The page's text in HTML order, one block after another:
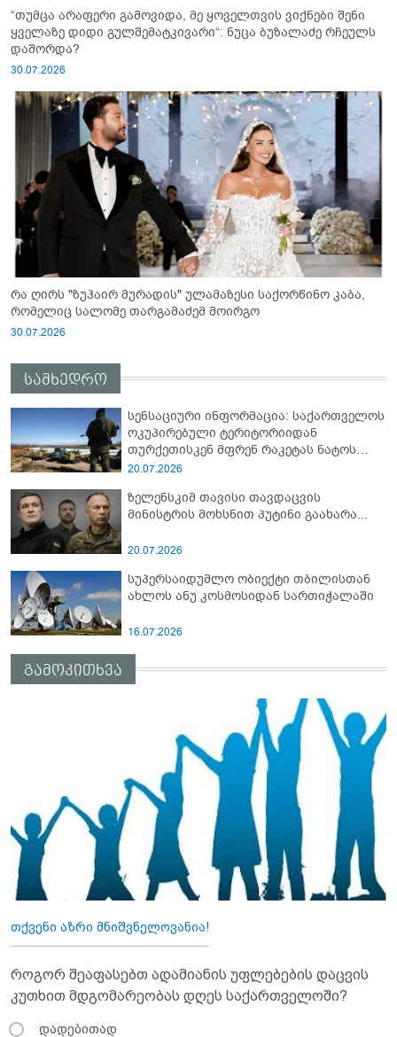
“თუმცა არაფერი გამოვიდა, მე ყოველთვის ვიქნები შენი
ყველაზე დიდი გულშემატკივარი“: ნუცა ბუზალაძე რჩეულს
დაშორდა?
30.07.2026
რა ღირს "ზუჰაირ მურადის" ულამაზესი საქორწინო კაბა,
რომელიც სალომე თარგამაძემ მოირგო
30.07.2026
სამხედრო
სენსაციური ინფორმაცია: საქართველოს
ოკუპირებული ტერიტორიიდან
თურქეთისკენ მფრენ რაკეტას ნატოს
სამიტი კინაღამ ჩაუშლია
20.07.2026
ზელენსკიმ თავისი თავდაცვის
მინისტრის მოხსნით პუტინი გაახარა...
20.07.2026
სუპერსაიდუმლო ობიექტი თბილისთან
ახლოს ანუ კოსმოსიდან სართიჭალაში
16.07.2026
გამოკითხვა
თქვენი აზრი მნიშვნელოვანია!
როგორ შეაფასებთ ადამიანის უფლებების დაცვის
კუთხით მდგომარეობას დღეს საქართველოში?
დადებითად